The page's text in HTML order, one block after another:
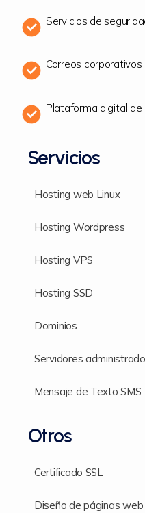
Servicios de
Correos corporativos
Plataforma digital de
Servicios
Hosting web Linux
Hosting Wordpress
Hosting VPS
Hosting SSD
Dominios
Servidores
Mensaje de Texto SMS
Otros
Certificado SSL
Diseño de páginas web